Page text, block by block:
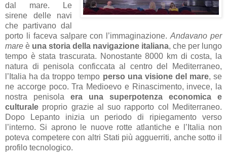
dal mare. Le
sirene delle navi
che partivano dal
porto li faceva salpare con l’immaginazione.Andavano per
mare è una storia della navigazione italiana, che per lungo
tempo è stata trascurata. Nonostante 8000 km di costa, la
natura di penisola conficcata al centro del Mediterraneo,
l’Italia ha da troppo tempo perso una visione del mare, se
ne accorge poco. Tra Medioevo e Rinascimento, invece, la
nostra penisola era una superpotenza economica e
culturale proprio grazie al suo rapporto col Mediterraneo.
Dopo Lepanto inizia un periodo di ripiegamento verso
l’interno. Si aprono le nuove rotte atlantiche e l’Italia non
poteva competere con altri Stati più agguerriti, anche sotto il
profilo tecnologico.